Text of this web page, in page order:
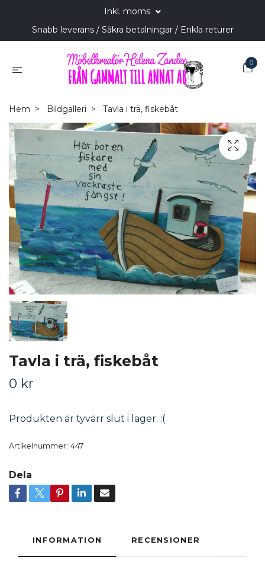
Inkl. moms
Snabb leverans / Säkra betalningar / Enkla returer
0
Hem Bildgalleri Tavla i trä, fiskebåt
Tavla i trä, fiskebåt
0 kr
Produkten är tyvärr slut i lager. :(
Artikelnummer: 447
Dela
INFORMATION RECENSIONER